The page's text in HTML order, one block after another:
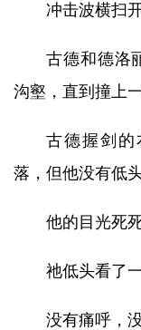
冲击波横扫
古德和德洛
沟壑，直到撞上
古德握剑的
落，但他没有低
他的目光死
祂低头看了
没有痛呼，